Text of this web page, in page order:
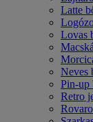
Latte
Lovas
Neves
Pin-up
Retro